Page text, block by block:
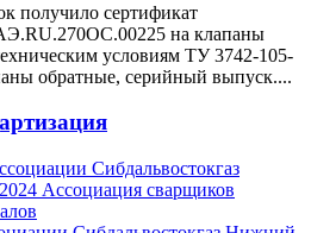
получило сертификат
на клапаны
условиям ТУ 3742-105-
обратные, серийный выпуск....